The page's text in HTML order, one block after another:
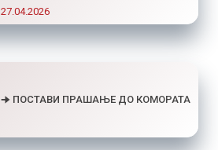
01.04.2026
🠊 ПОСТАВИ ПРАШАЊЕ ДО КОМОРАТА